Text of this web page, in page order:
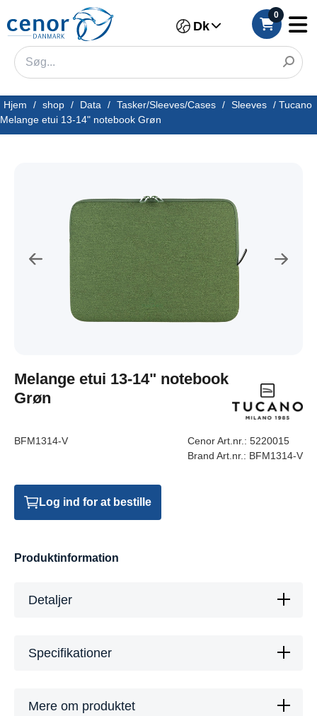
Dk
0
Hjem / shop / Data / Tasker/Sleeves/Cases / Sleeves / Tucano
Melange etui 13-14" notebook Grøn
Melange etui 13-14" notebook
Grøn
BFM1314-V Cenor Art.nr.: 5220015
Brand Art.nr.: BFM1314-V
Log ind for at bestille
Produktinformation
Detaljer
Specifikationer
Mere om produktet